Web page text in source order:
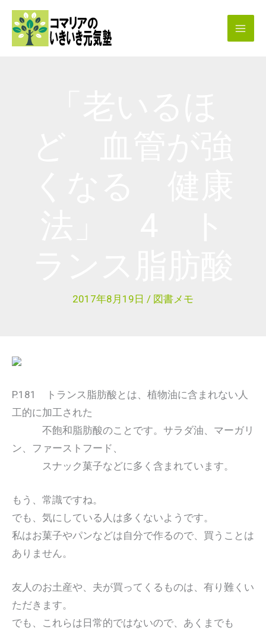
2017年8月19日 / 図書メモ
P.181 トランス脂肪酸とは、植物油に含まれない人
工的に加工された
不飽和脂肪酸のことです。サラダ油、マーガリ
ン、ファーストフード、
スナック菓子などに多く含まれています。
もう、常識ですね。
でも、気にしている人は多くないようです。
私はお菓子やパンなどは自分で作るので、買うことは
ありません。
友人のお土産や、夫が買ってくるものは、有り難くい
ただきます。
でも、これらは日常的ではないので、あくまでも